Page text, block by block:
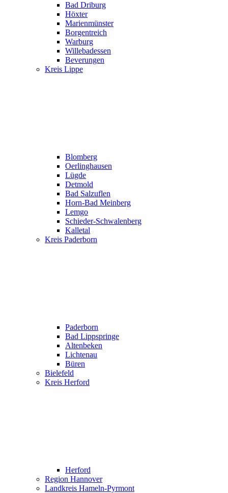
Bad Driburg
Höxter
Marienmünster
Borgentreich
Warburg
Willebadessen
Beverungen
Kreis Lippe
Blomberg
Oerlinghausen
Lügde
Detmold
Bad Salzuflen
Horn-Bad Meinberg
Lemgo
Schieder-Schwalenberg
Kalletal
Kreis Paderborn
Paderborn
Bad Lippspringe
Altenbeken
Lichtenau
Büren
Bielefeld
Kreis Herford
Herford
Region Hannover
Landkreis Hameln-Pyrmont